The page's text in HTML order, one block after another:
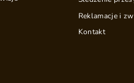
Reklamacje i
Kontakt